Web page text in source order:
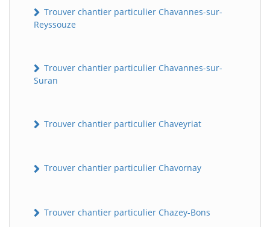
Trouver chantier particulier Chavannes-sur-
Reyssouze
Trouver chantier particulier Chavannes-sur-
Suran
Trouver chantier particulier Chaveyriat
Trouver chantier particulier Chavornay
Trouver chantier particulier Chazey-Bons